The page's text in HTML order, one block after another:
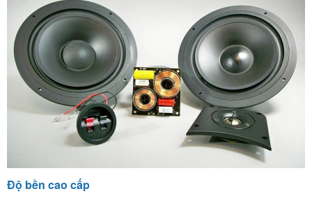
Độ bền cao cấp